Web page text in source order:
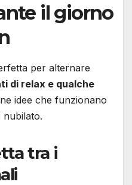
il giorno
per alternare
di relax e qualche
idee che funzionano
nubilato.
tra i